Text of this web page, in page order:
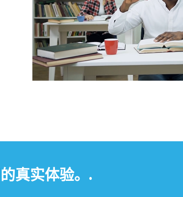
真实体验。.